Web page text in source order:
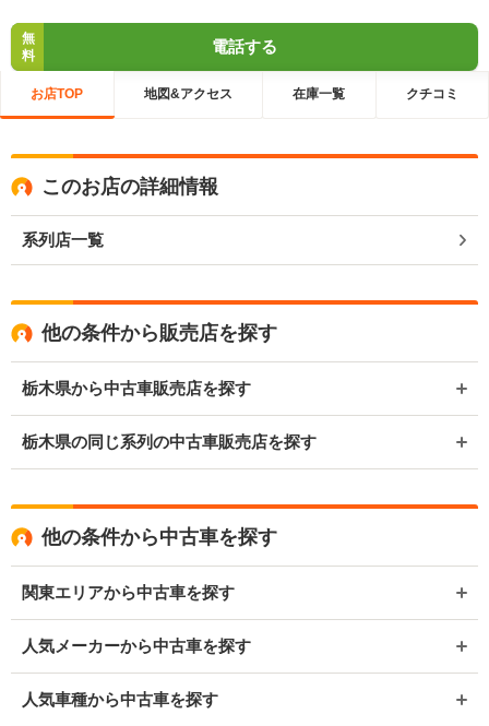
無
料
電話する
お店TOP 地図&アクセス 在庫一覧 クチコミ
このお店の詳細情報
系列店一覧
他の条件から販売店を探す
栃木県から中古車販売店を探す
栃木県の同じ系列の中古車販売店を探す
他の条件から中古車を探す
関東エリアから中古車を探す
人気メーカーから中古車を探す
人気車種から中古車を探す